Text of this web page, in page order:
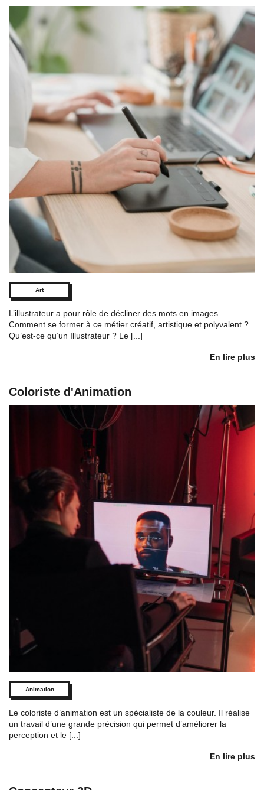
Art
L’illustrateur a pour rôle de décliner des mots en images.
Comment se former à ce métier créatif, artistique et polyvalent ?
Qu’est-ce qu’un Illustrateur ? Le [...]
En lire plus
Coloriste d'Animation
Animation
Le coloriste d’animation est un spécialiste de la couleur. Il réalise
un travail d’une grande précision qui permet d’améliorer la
perception et le [...]
En lire plus